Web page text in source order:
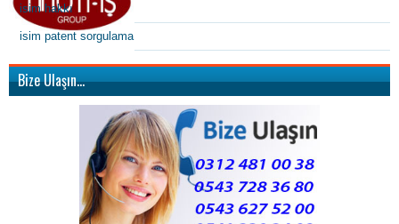
isim hakkı
isim patent sorgulama
Bize Ulaşın…